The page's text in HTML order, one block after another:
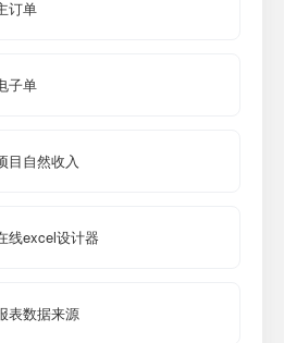
订单
子单
目自然收入
线excel设计器
表数据来源